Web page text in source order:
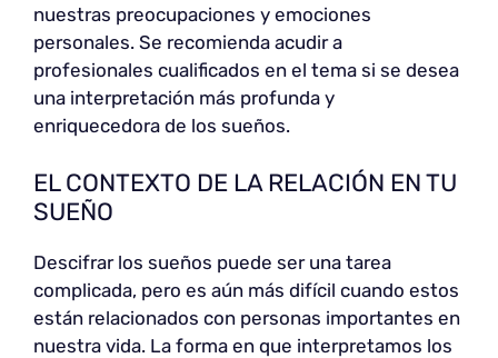
nuestras preocupaciones y emociones
personales. Se recomienda acudir a
profesionales cualificados en el tema si se desea
una interpretación más profunda y
enriquecedora de los sueños.
EL CONTEXTO DE LA RELACIÓN EN TU
SUEÑO
Descifrar los sueños puede ser una tarea
complicada, pero es aún más difícil cuando estos
están relacionados con personas importantes en
nuestra vida. La forma en que interpretamos los